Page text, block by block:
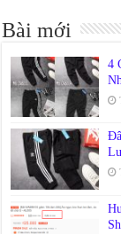
Bài mới
4